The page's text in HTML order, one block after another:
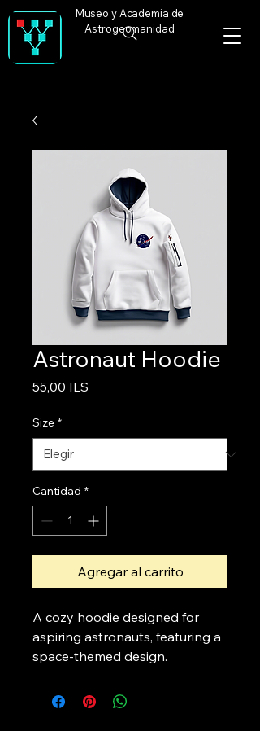
Museo y Academia de
Astrogeomanidad
Astronaut Hoodie
55,00 ILS
Size *
Cantidad *
Agregar al carrito
A cozy hoodie designed for
aspiring astronauts, featuring a
space-themed design.